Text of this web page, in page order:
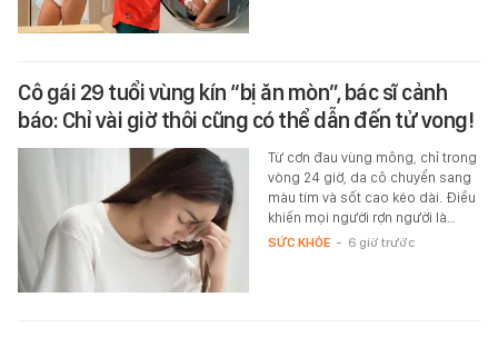
Cô gái 29 tuổi vùng kín “bị ăn mòn”, bác sĩ cảnh
báo: Chỉ vài giờ thôi cũng có thể dẫn đến tử vong!
Từ cơn đau vùng mông, chỉ trong
vòng 24 giờ, da cô chuyển sang
màu tím và sốt cao kéo dài. Điều
khiến mọi người rợn người là…
SỨC KHỎE - 6 giờ trước